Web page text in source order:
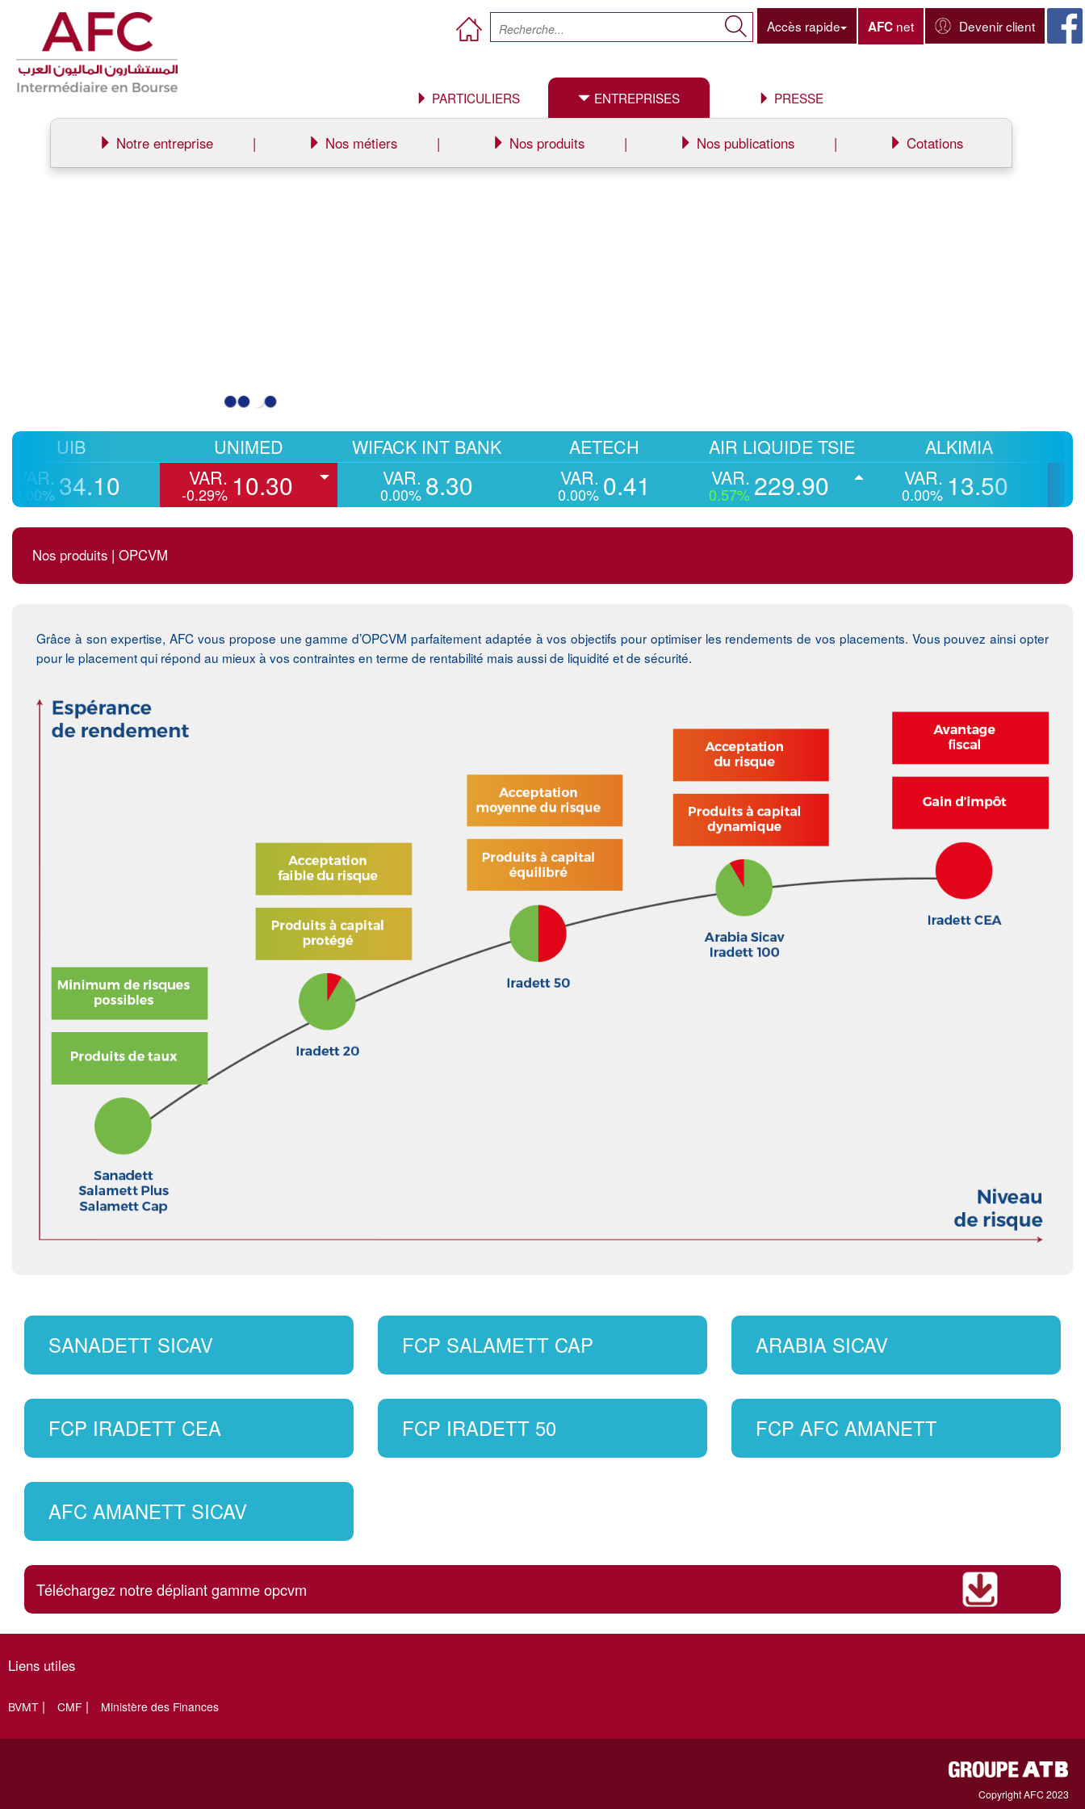
Devenir client
AFC net
Accès rapide
PARTICULIERS ENTREPRISES
Notre entreprise | Nos métiers | Nos produits | Nos publications | Cotations
PRESSE
AETECH
0.41
AIR LIQUIDE TSIE
229.90
ALKIMIA
VAR.
13.50
UIB
34.10
UNIMED
10.30
WIFACK INT BANK
8.30
Nos produits | OPCVM
Grâce à son expertise, AFC vous propose une gamme d’OPCVM parfaitement adaptée à vos objectifs pour optimiser les rendements de vos placements. Vous pouvez ainsi opter
pour le placement qui répond au mieux à vos contraintes en terme de rentabilité mais aussi de liquidité et de sécurité.
SANADETT SICAV FCP SALAMETT CAP ARABIA SICAV
FCP IRADETT CEA FCP IRADETT 50 FCP AFC AMANETT
AFC AMANETT SICAV
Téléchargez notre dépliant gamme opcvm
Liens utiles
BVMT CMF Ministère des Finances
Copyright AFC 2023